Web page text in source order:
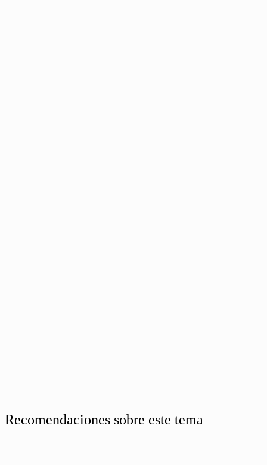
Recomendaciones sobre este tema